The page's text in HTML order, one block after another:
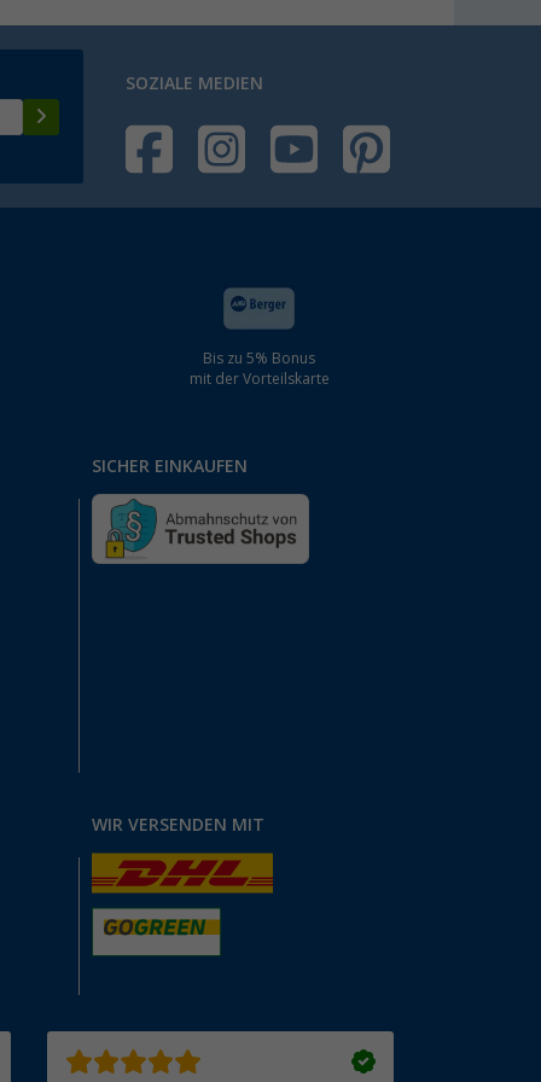
SOZIALE MEDIEN
Bis zu 5% Bonus
mit der Vorteilskarte
SICHER EINKAUFEN
WIR VERSENDEN MIT